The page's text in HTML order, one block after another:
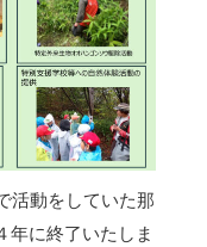
活動をしていた那
年に終了いたしま